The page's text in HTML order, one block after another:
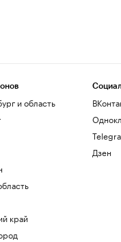
и область
край
Дзен